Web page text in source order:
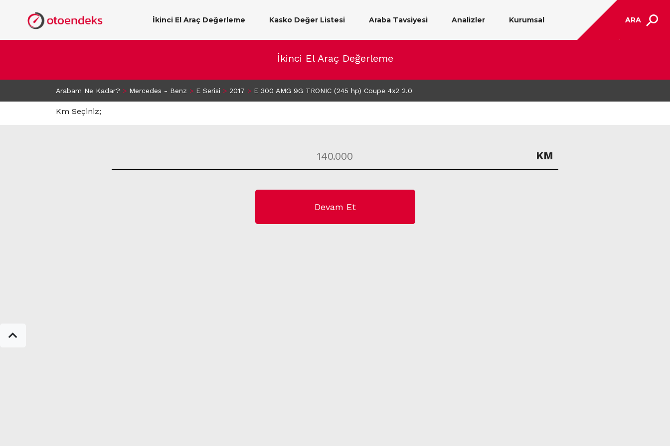
İkinci El Araç Değerleme Kasko Değer Listesi Araba Tavsiyesi Analizler Kurumsal ARA
İkinci El Araç Değerleme
Arabam Ne Kadar? > Mercedes - Benz > E Serisi > 2017 > E 300 AMG 9G TRONIC (245 hp) Coupe 4x2 2.0
Km Seçiniz;
KM
Devam Et